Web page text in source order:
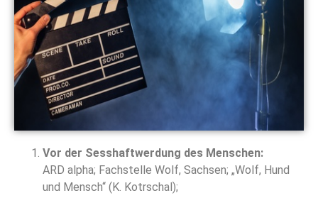
Vor der Sesshaftwerdung des Menschen:
ARD alpha; Fachstelle Wolf, Sachsen; „Wolf, Hund
und Mensch“ (K. Kotrschal);